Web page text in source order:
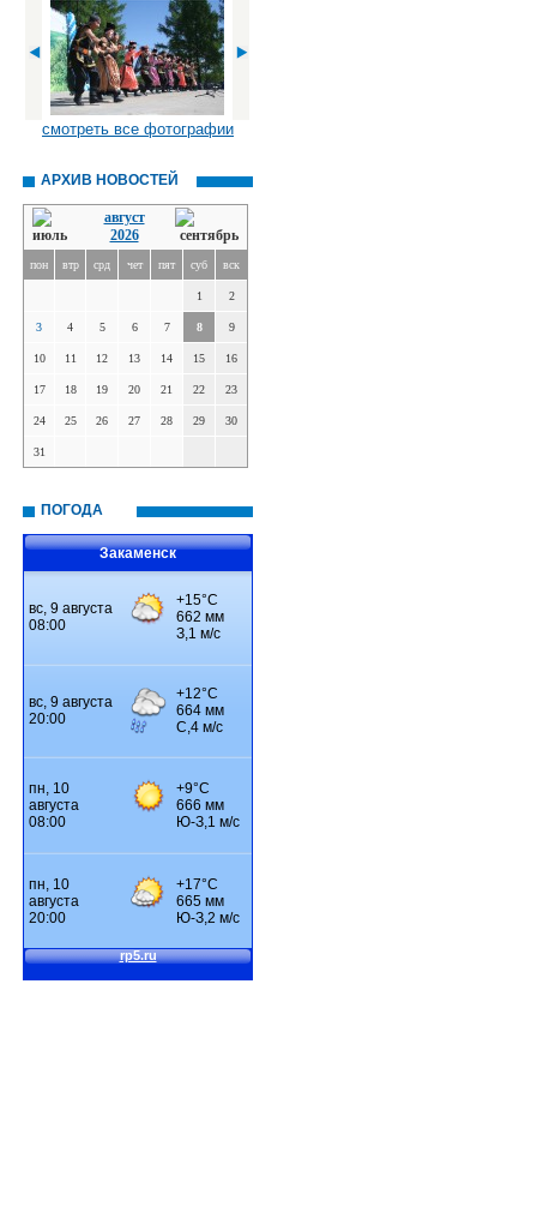
смотреть все фотографии
АРХИВ НОВОСТЕЙ
август
2026
пон втр срд чет пят суб вск
1 2
3 4 5 6 7 8 9
10 11 12 13 14 15 16
17 18 19 20 21 22 23
24 25 26 27 28 29 30
31
ПОГОДА
Закаменск